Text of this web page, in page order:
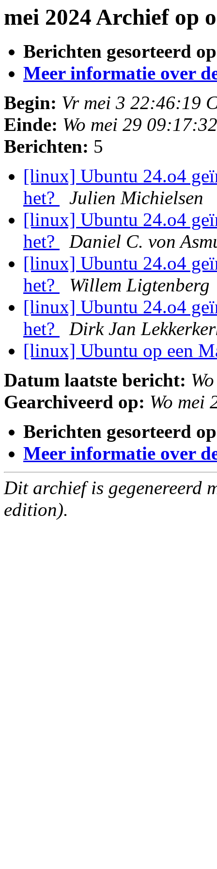
mei 2024 Archief op
Berichten gesorteerd
Meer informatie over
Begin: Vr mei 3 22:46:19
Einde: Wo mei 29
Berichten: 5
[linux] Ubuntu 24.o4
het?
Julien Michielsen
[linux] Ubuntu 24.o4
het?
Daniel C. von
[linux] Ubuntu 24.o4
het?
Willem Ligtenberg
[linux] Ubuntu 24.o4
het?
Dirk Jan
[linux] Ubuntu op een
Datum laatste bericht:
Gearchiveerd op: Wo mei
Berichten gesorteerd
Meer informatie over
Dit archief is gegenereerd
edition).